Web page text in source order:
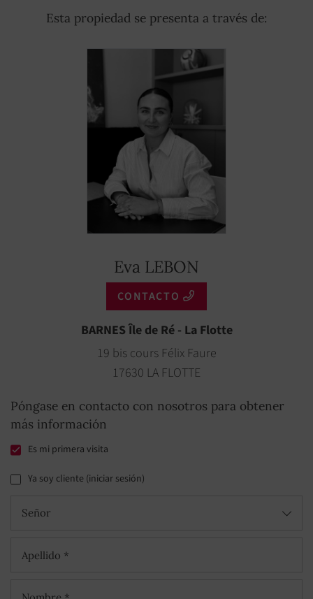
Esta propiedad se presenta a través de:
Eva LEBON
CONTACTO
BARNES Île de Ré - La Flotte
19 bis cours Félix Faure
17630 LA FLOTTE
Póngase en contacto con nosotros para obtener
más información
Es mi primera visita
Ya soy cliente (iniciar sesión)
Señor